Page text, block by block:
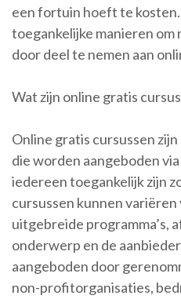
een fortuin hoeft te kosten.
toegankelijke manieren om
door deel te nemen aan
Wat zijn online gratis
Online gratis cursussen
die worden aangeboden
iedereen toegankelijk zijn
cursussen kunnen
uitgebreide programma’s,
onderwerp en de
aangeboden door
non-profitorganisaties,